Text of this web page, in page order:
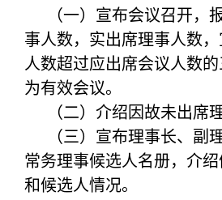
（一）宣布会议召开，
事人数，实出席理事人数
人数超过应出席会议人数
为有效会议。
（二）介绍因故未出席
（三）宣布理事长、副
常务理事候选人名册，介
和候选人情况。